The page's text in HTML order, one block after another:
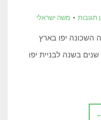
תגובות משה ישראלי
השכונה יפו בארץ
בשנה לבניית יפו